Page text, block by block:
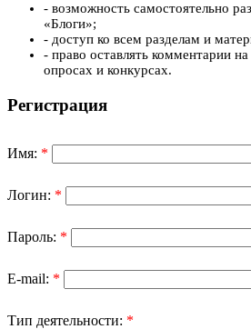
- возможность самостоятельно
«Блоги»;
- доступ ко всем разделам и
- право оставлять комментарии на
опросах и конкурсах.
Регистрация
Имя: *
Логин: *
Пароль: *
E-mail: *
Тип деятельности: *